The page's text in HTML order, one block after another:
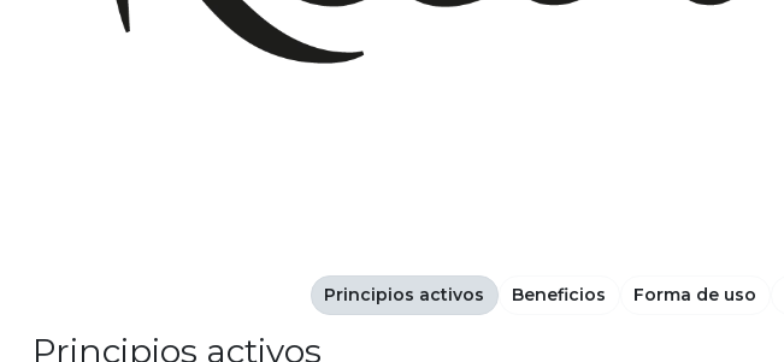
Principios activos
Principios activos Beneficios Forma de uso